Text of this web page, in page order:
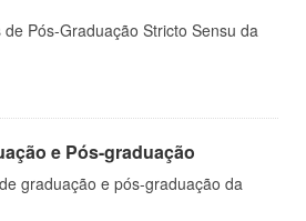
Pós-Graduação Stricto Sensu da
e Pós-graduação
graduação e pós-graduação da